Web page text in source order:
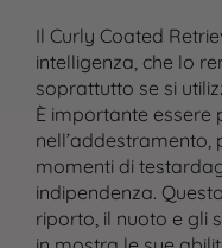
Il Curly Coated
intelligenza, che lo
soprattutto se si
È importante essere
nell’addestramento,
momenti di
indipendenza.
riporto, il nuoto e gli